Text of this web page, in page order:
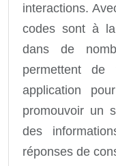
interactions.
codes sont à
dans de
permettent de
application
promouvoir un
des
réponses de